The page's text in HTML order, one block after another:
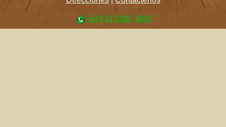
+54 9 11 3186 - 8635